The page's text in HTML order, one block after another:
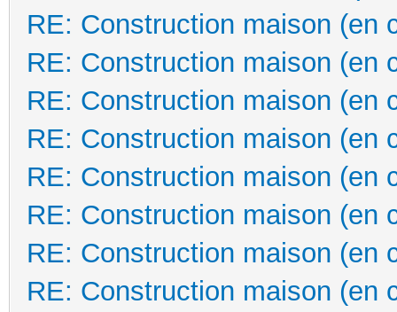
RE: Construction maison (en
RE: Construction maison (en
RE: Construction maison (en
RE: Construction maison (en
RE: Construction maison (en
RE: Construction maison (en
RE: Construction maison (en
RE: Construction maison (en